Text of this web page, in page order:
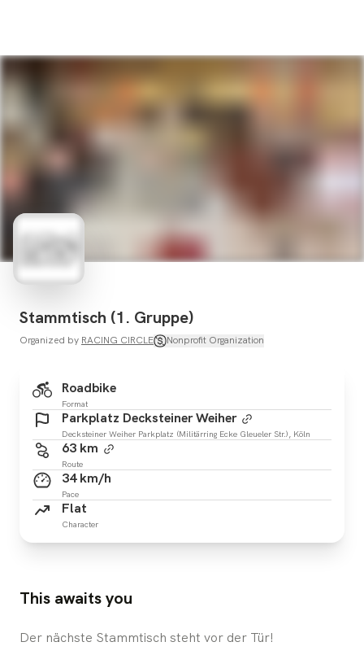
Stammtisch (1. Gruppe)
Organized by RACING CIRCLE Nonprofit Organization
Roadbike
Format
Parkplatz Decksteiner Weiher
Decksteiner Weiher Parkplatz (Militärring Ecke Gleueler Str.), Köln
63 km
Route
34 km/h
Pace
Flat
Character
This awaits you
Der nächste Stammtisch steht vor der Tür!